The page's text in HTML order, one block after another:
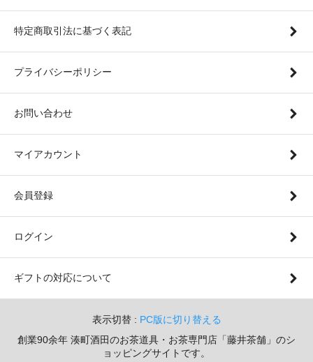
特定商取引法に基づく表記
プライバシーポリシー
お問い合わせ
マイアカウント
会員登録
ログイン
ギフトの対応について
表示切替 : PC版に切り替える
創業90余年 湊町酒田のお茶道具・お茶専門店「藤井茶舗」のシ
ョッピングサイトです。